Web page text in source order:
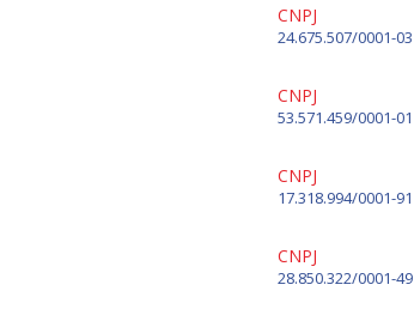
CNPJ
24.675.507/0001-03
CNPJ
53.571.459/0001-01
CNPJ
17.318.994/0001-91
CNPJ
28.850.322/0001-49